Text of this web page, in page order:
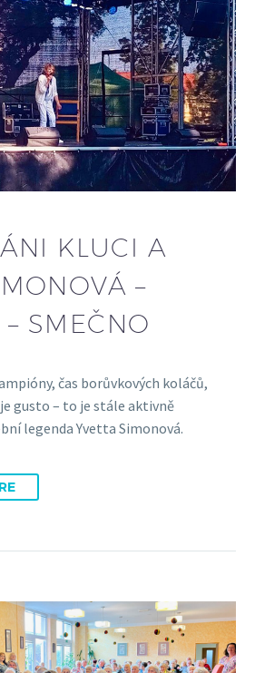
KLUCI A
–
SMEČNO
čas borůvkových koláčů,
gusto – to je stále aktivně
legenda Yvetta Simonová.